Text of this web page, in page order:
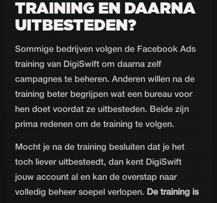
TRAINING EN DAARNA
UITBESTEDEN?
Sommige bedrijven volgen de Facebook Ads
training van DigiSwift om daarna zelf
campagnes te beheren. Anderen willen na de
training beter begrijpen wat een bureau voor
hen doet voordat ze uitbesteden. Beide zijn
prima redenen om de training te volgen.
Mocht je na de training besluiten dat je het
toch liever uitbesteedt, dan kent DigiSwift
jouw account al en kan de overstap naar
volledig beheer soepel verlopen.
De training is